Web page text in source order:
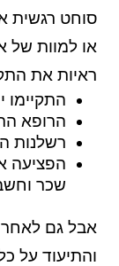
סוחט רגשית
או למוות של
ראיות את
התקיימו
הרופא
רשלנות
הפציעה
שכר
אבל גם לאחר
והתיעוד על